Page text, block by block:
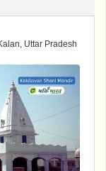
Uttar Pradesh